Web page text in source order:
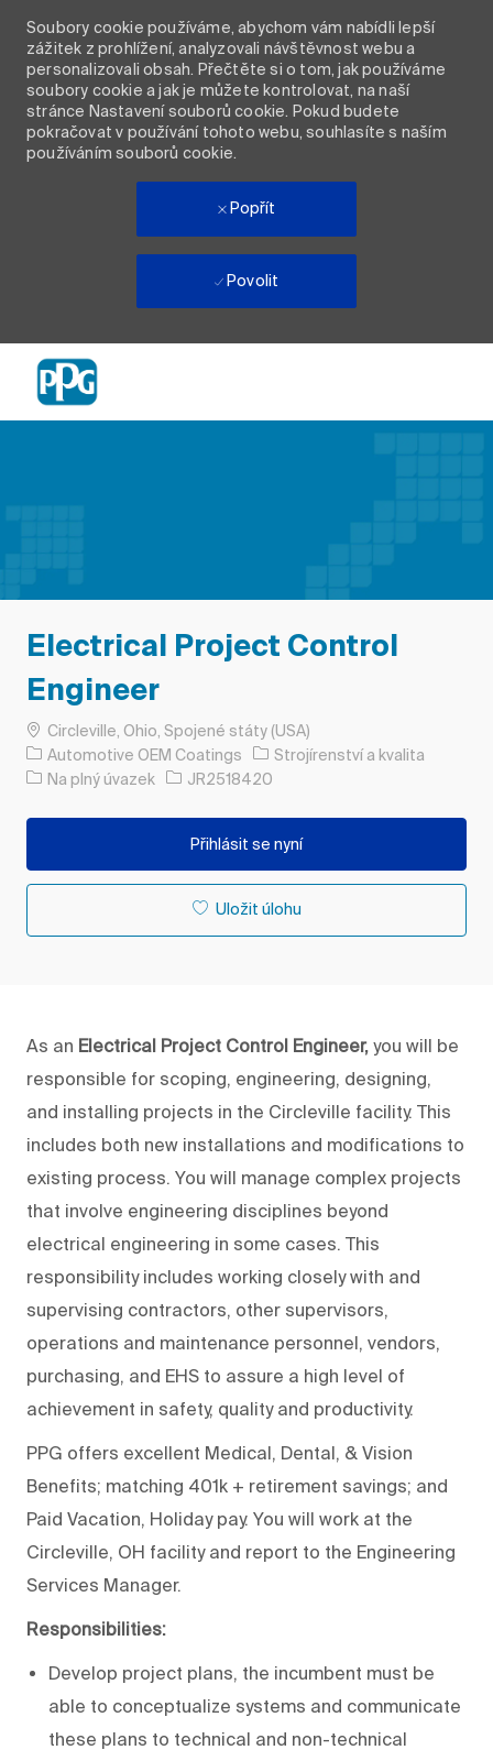
Soubory cookie používáme, abychom vám nabídli lepší
zážitek z prohlížení, analyzovali návštěvnost webu a
personalizovali obsah. Přečtěte si o tom, jak používáme
soubory cookie a jak je můžete kontrolovat, na naší
stránce Nastavení souborů cookie. Pokud budete
pokračovat v používání tohoto webu, souhlasíte s naším
používáním souborů cookie.
Popřít
Povolit
Electrical Project Control
Engineer
Umístění
Circleville, Ohio, Spojené státy (USA)
Automotive OEM Coatings
Kategorie
Strojírenství a kvalita
Typ úlohy
Na plný úvazek ID úlohy
JR2518420
Přihlásit se nyní
Uložit úlohu
As an Electrical Project Control Engineer, you will be
responsible for scoping, engineering, designing,
and installing projects in the Circleville facility. This
includes both new installations and modifications to
existing process. You will manage complex projects
that involve engineering disciplines beyond
electrical engineering in some cases. This
responsibility includes working closely with and
supervising contractors, other supervisors,
operations and maintenance personnel, vendors,
purchasing, and EHS to assure a high level of
achievement in safety, quality and productivity.
PPG offers excellent Medical, Dental, & Vision
Benefits; matching 401k + retirement savings; and
Paid Vacation, Holiday pay. You will work at the
Circleville, OH facility and report to the Engineering
Services Manager.
Responsibilities:
Develop project plans, the incumbent must be
able to conceptualize systems and communicate
these plans to technical and non-technical